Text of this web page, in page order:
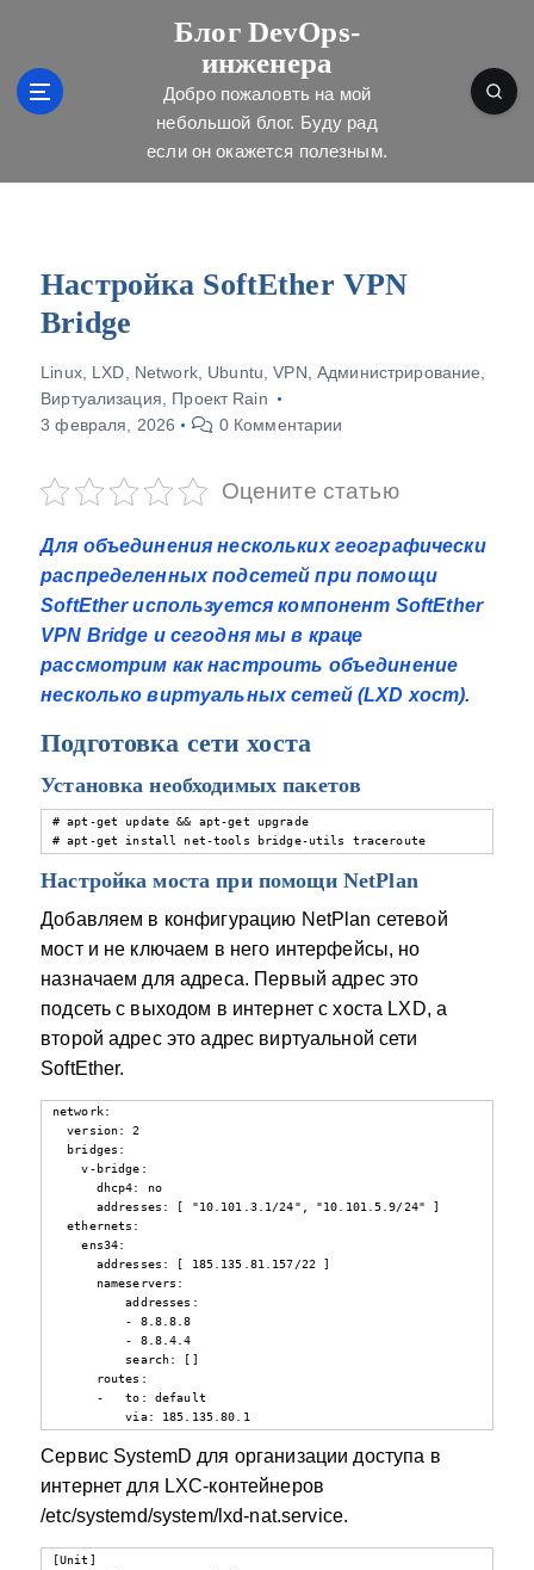
Блог DevOps-
инженера
Добро пожаловть на мой
небольшой блог. Буду рад
если он окажется полезным.
Настройка SoftEther VPN
Bridge
Linux, LXD, Network, Ubuntu,VPN,Администрирование,
Виртуализация, Проект Rain
3 февраля, 2026
0 Комментарии
Оцените статью
Для объединения нескольких географически
распределенных подсетей при помощи
SoftEther используется компонент SoftEther
VPN Bridge и сегодня мы в краце
рассмотрим как настроить объединение
несколько виртуальных сетей (LXD хост).
Подготовка сети хоста
Установка необходимых пакетов
# apt-get update && apt-get upgrade
# apt-get install net-tools bridge-utils traceroute
Настройка моста при помощи NetPlan
Добавляем в конфигурацию NetPlan сетевой
мост и не ключаем в него интерфейсы, но
назначаем для адреса. Первый адрес это
подсеть с выходом в интернет с хоста LXD, а
второй адрес это адрес виртуальной сети
SoftEther.
network:
  version: 2
    v-bridge:
  ethernets:
    ens34:
          addresses:
          via: 185.135.80.1
Сервис SystemD для организации доступа в
интернет для LXC-контейнеров
/etc/systemd/system/lxd-nat.service.
[Unit]